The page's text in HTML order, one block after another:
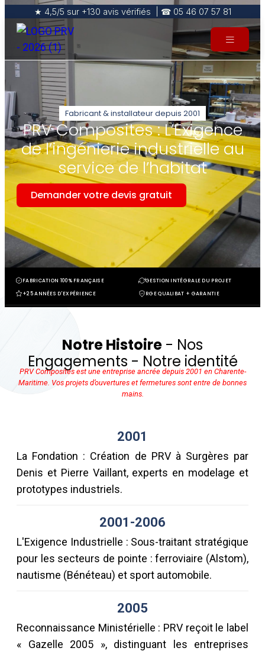
★ 4,5/5 sur +130 avis vérifiés | ☎ 05 46 07 57 81
Fabricant & installateur depuis 2001
PRV Composites : L’Exigence
de l’ingénierie industrielle au
service de l’habitat
Demander votre devis gratuit
FABRICATION 100% FRANÇAISE
GESTION INTÉGRALE DU PROJET
+25 ANNÉES D'EXPÉRIENCE
RGE QUALIBAT + GARANTIE
Notre Histoire - Nos
Engagements - Notre identité
PRV Composites est une entreprise ancrée depuis 2001 en Charente-
Maritime. Vos projets d’ouvertures et fermetures sont entre de bonnes
mains.
2001
La Fondation : Création de PRV à Surgères par
Denis et Pierre Vaillant, experts en modelage et
prototypes industriels.
2001-2006
L'Exigence Industrielle : Sous-traitant stratégique
pour les secteurs de pointe : ferroviaire (Alstom),
nautisme (Bénéteau) et sport automobile.
2005
Reconnaissance Ministérielle : PRV reçoit le label
« Gazelle 2005 », distinguant les entreprises